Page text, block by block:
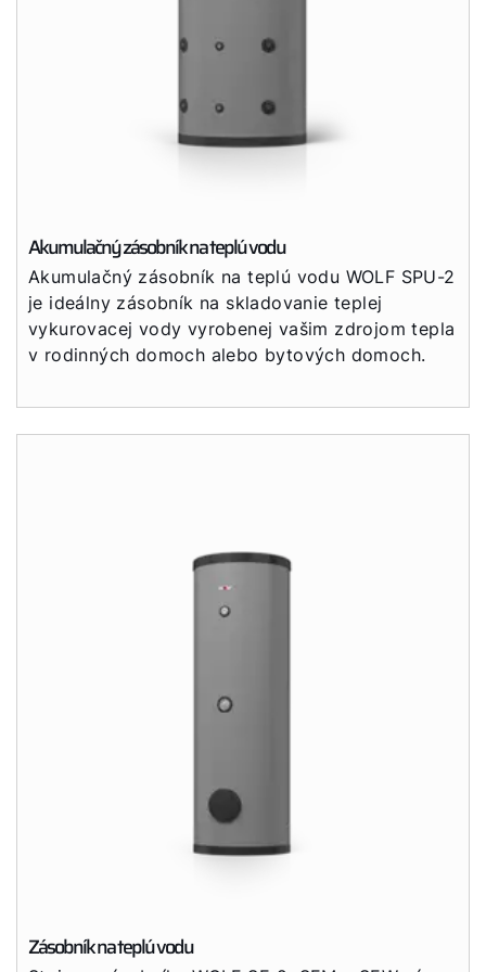
Akumulačný zásobník na teplú vodu
Akumulačný zásobník na teplú vodu WOLF SPU-2
je ideálny zásobník na skladovanie teplej
vykurovacej vody vyrobenej vašim zdrojom tepla
v rodinných domoch alebo bytových domoch.
Zásobník na teplú vodu